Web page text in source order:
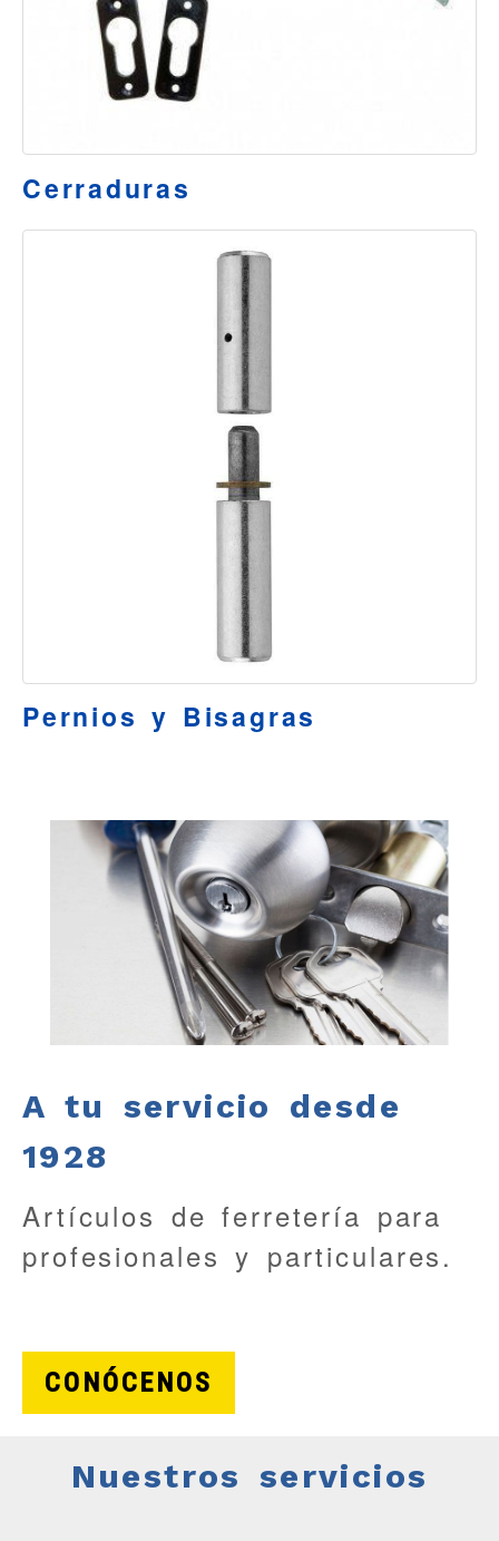
Cerraduras
Pernios y Bisagras
A tu servicio desde
1928
Artículos de ferretería para
profesionales y particulares.
CONÓCENOS
Nuestros servicios